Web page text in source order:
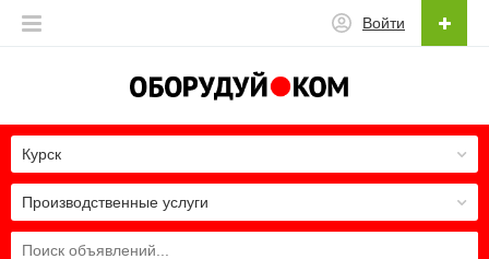
Войти
Производственные услуги
Курск